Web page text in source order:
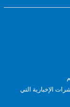
التي